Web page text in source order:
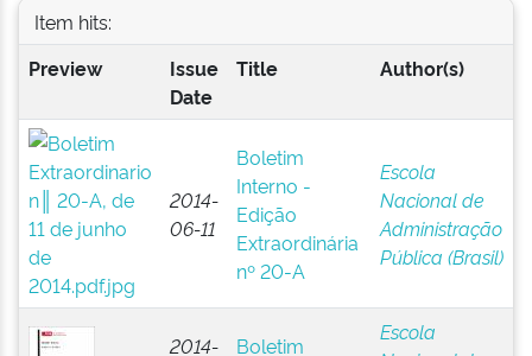
Item hits:
Preview
Issue
Date
Title Author(s)
2014-
06-11
Boletim
Interno -
Edição
Extraordinária
nº 20-A
Escola
Nacional de
Administração
Pública (Brasil)
2014- Boletim
Escola